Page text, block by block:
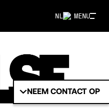
MENU
NL
NEEM CONTACT OP